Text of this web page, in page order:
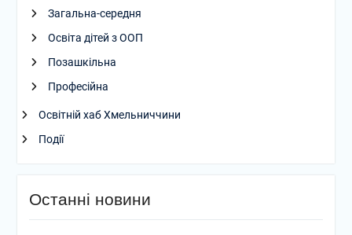
Загальна-середня
Освіта дітей з ООП
Позашкільна
Професійна
Освітній хаб Хмельниччини
Події
Останні новини